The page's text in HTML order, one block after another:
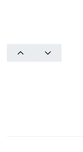
PREV NEXT